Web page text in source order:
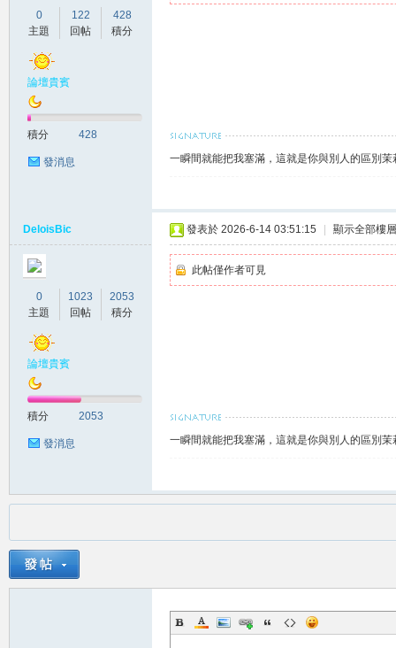
0
主題
122
回帖
428
積分
論壇貴賓
積分 428
發消息 一瞬間就能把我塞滿，這就是你與別人的區別茉
DeloisBic
0
主題
1023
回帖
2053
積分
論壇貴賓
積分 2053
發消息
發表於 2026-6-14 03:51:15 顯示全部樓層
此帖僅作者可見
一瞬間就能把我塞滿，這就是你與別人的區別茉